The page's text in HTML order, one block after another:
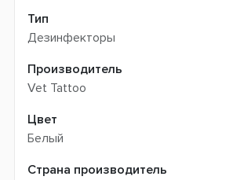
Тип
Дезинфекторы
Производитель
Vet Tattoo
Цвет
Белый
Страна производитель